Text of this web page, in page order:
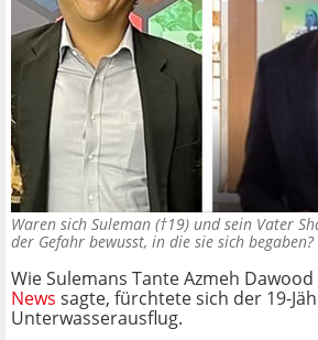
Waren sich Suleman (†19) und sein Vater
der Gefahr bewusst, in die sie sich
Wie Sulemans Tante Azmeh
News sagte, fürchtete sich der 19-
Unterwasserausflug.